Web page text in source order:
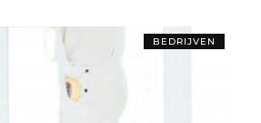
BEDRIJVEN